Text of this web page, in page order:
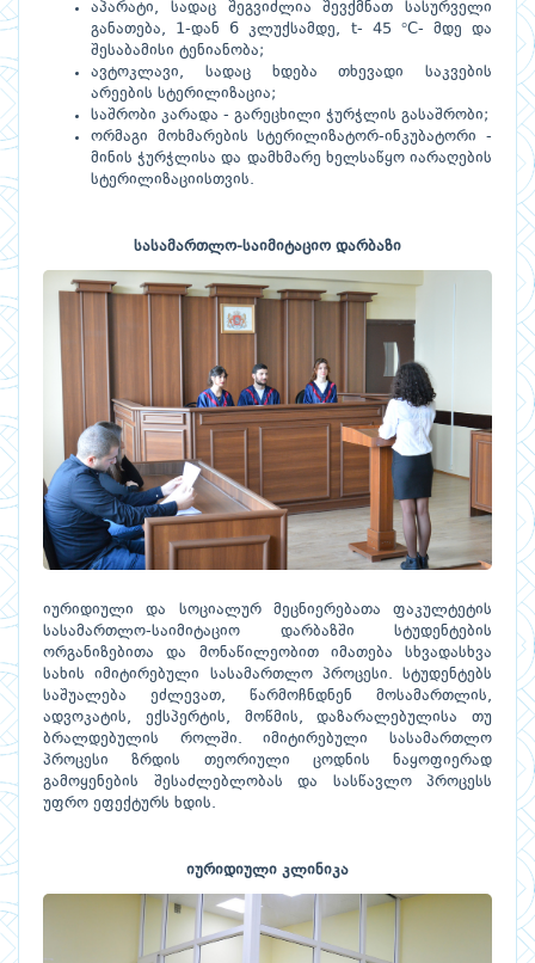
აპარატი, სადაც შეგვიძლია შევქმნათ სასურველი
განათება, 1-დან 6 კლუქსამდე, t- 45 °C- მდე და
შესაბამისი ტენიანობა;
ავტოკლავი, სადაც ხდება თხევადი საკვების
არეების სტერილიზაცია;
საშრობი კარადა - გარეცხილი ჭურჭლის გასაშრობი;
ორმაგი მოხმარების სტერილიზატორ-ინკუბატორი -
მინის ჭურჭლისა და დამხმარე ხელსაწყო იარაღების
სტერილიზაციისთვის.
სასამართლო-საიმიტაციო დარბაზი
იურიდიული და სოციალურ მეცნიერებათა ფაკულტეტის
სასამართლო-საიმიტაციო დარბაზში სტუდენტების
ორგანიზებითა და მონაწილეობით იმათება სხვადასხვა
სახის იმიტირებული სასამართლო პროცესი. სტუდენტებს
საშუალება ეძლევათ, წარმოჩნდნენ მოსამართლის,
ადვოკატის, ექსპერტის, მოწმის, დაზარალებულისა თუ
ბრალდებულის როლში. იმიტირებული სასამართლო
პროცესი ზრდის თეორიული ცოდნის ნაყოფიერად
გამოყენების შესაძლებლობას და სასწავლო პროცესს
უფრო ეფექტურს ხდის.
იურიდიული კლინიკა